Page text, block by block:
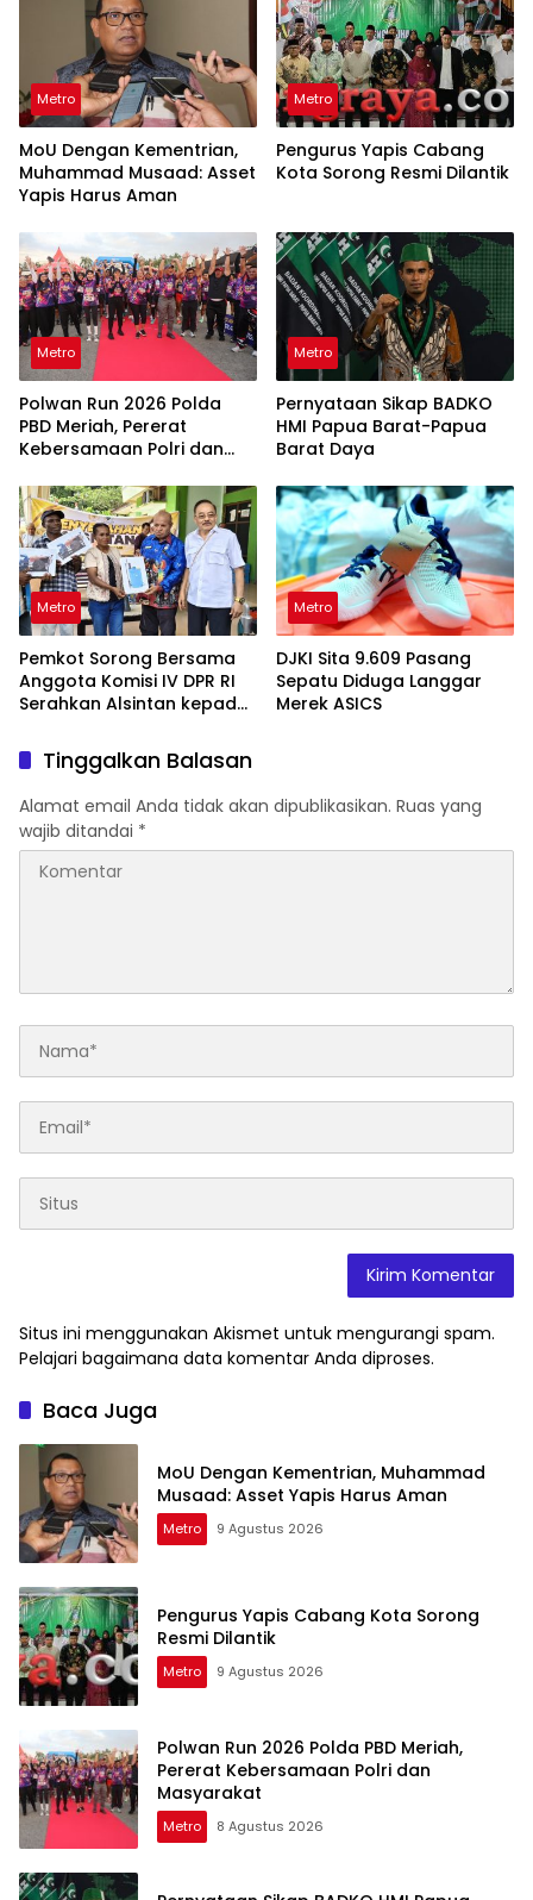
Metro
MoU Dengan Kementrian,
Muhammad Musaad: Asset
Yapis Harus Aman
Metro
Pengurus Yapis Cabang
Kota Sorong Resmi Dilantik
Metro
Polwan Run 2026 Polda
PBD Meriah, Pererat
Kebersamaan Polri dan
Metro
Pernyataan Sikap BADKO
HMI Papua Barat-Papua
Barat Daya
Metro
Pemkot Sorong Bersama
Anggota Komisi IV DPR RI
Serahkan Alsintan kepada
Metro
DJKI Sita 9.609 Pasang
Sepatu Diduga Langgar
Merek ASICS
Tinggalkan Balasan
Alamat email Anda tidak akan dipublikasikan. Ruas yang
wajib ditandai *
Situs ini menggunakan Akismet untuk mengurangi spam.
Pelajari bagaimana data komentar Anda diproses.
Baca Juga
MoU Dengan Kementrian, Muhammad
Musaad: Asset Yapis Harus Aman
Metro 9 Agustus 2026
Pengurus Yapis Cabang Kota Sorong
Resmi Dilantik
Metro 9 Agustus 2026
Polwan Run 2026 Polda PBD Meriah,
Pererat Kebersamaan Polri dan
Masyarakat
Metro 8 Agustus 2026